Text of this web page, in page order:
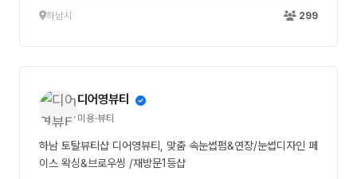
하남시 299
디어영뷰티
미용·뷰티
하남 토탈뷰티샵 디어영뷰티, 맞춤 속눈썹펌&연장/눈썹디자인 페
이스 왁싱&브로우씽 /재방문1등샵